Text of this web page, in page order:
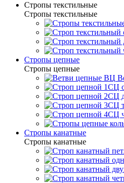
Стропы текстильные
Стропы текстильные
Стропы цепные
Стропы цепные
Стропы канатные
Стропы канатные